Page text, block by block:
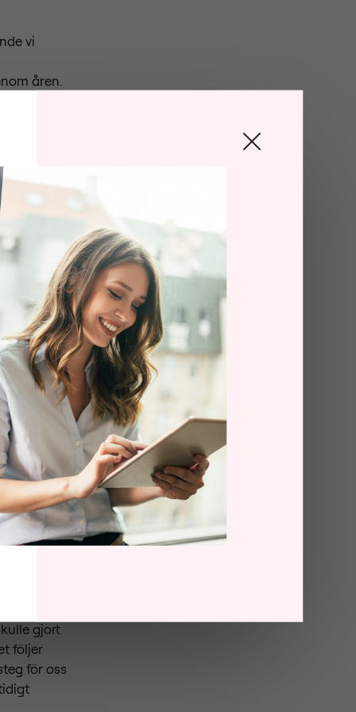
vi
åren.
flera
som
PA.
förskolan.
på att
att
En
även
gjort
följer
för oss